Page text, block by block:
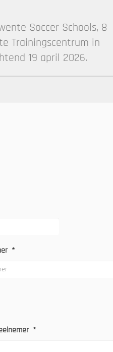
Soccer Schools, 8
Trainingscentrum in
19 april 2026.
*
*